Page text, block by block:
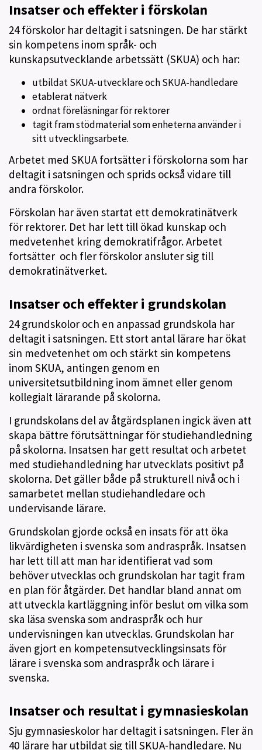
Insatser och effekter i förskolan
24 förskolor har deltagit i satsningen. De har stärkt
sin kompetens inom språk- och
kunskapsutvecklande arbetssätt (SKUA) och har:
utbildat SKUA-utvecklare och SKUA-handledare
etablerat nätverk
ordnat föreläsningar för rektorer
tagit fram stödmaterial som enheterna använder i
sitt utvecklingsarbete.
Arbetet med SKUA fortsätter i förskolorna som har
deltagit i satsningen och sprids också vidare till
andra förskolor.
Förskolan har även startat ett demokratinätverk
för rektorer. Det har lett till ökad kunskap och
medvetenhet kring demokratifrågor. Arbetet
fortsätter och fler förskolor ansluter sig till
demokratinätverket.
Insatser och effekter i grundskolan
24 grundskolor och en anpassad grundskola har
deltagit i satsningen. Ett stort antal lärare har ökat
sin medvetenhet om och stärkt sin kompetens
inom SKUA, antingen genom en
universitetsutbildning inom ämnet eller genom
kollegialt lärarande på skolorna.
I grundskolans del av åtgärdsplanen ingick även att
skapa bättre förutsättningar för studiehandledning
på skolorna. Insatsen har gett resultat och arbetet
med studiehandledning har utvecklats positivt på
skolorna. Det gäller både på strukturell nivå och i
samarbetet mellan studiehandledare och
undervisande lärare.
Grundskolan gjorde också en insats för att öka
likvärdigheten i svenska som andraspråk. Insatsen
har lett till att man har identifierat vad som
behöver utvecklas och grundskolan har tagit fram
en plan för åtgärder. Det handlar bland annat om
att utveckla kartläggning inför beslut om vilka som
ska läsa svenska som andraspråk och hur
undervisningen kan utvecklas. Grundskolan har
även gjort en kompetensutvecklingsinsats för
lärare i svenska som andraspråk och lärare i
svenska.
Insatser och resultat i gymnasieskolan
Sju gymnasieskolor har deltagit i satsningen. Fler än
40 lärare har utbildat sig till SKUA-handledare. Nu